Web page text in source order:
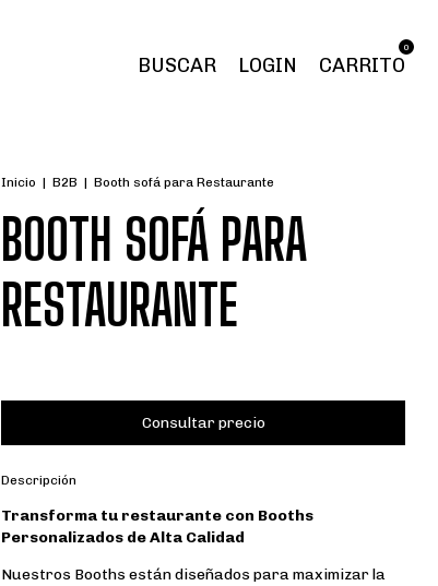
BUSCAR LOGIN CARRITO
0
Inicio | B2B | Booth sofá para Restaurante
BOOTH SOFÁ PARA
RESTAURANTE
Descripción
Transforma tu restaurante con Booths
Personalizados de Alta Calidad
Nuestros Booths están diseñados para maximizar la